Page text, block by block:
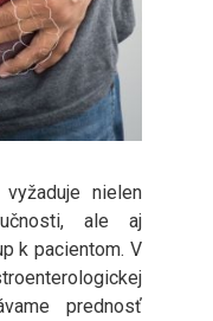
nielen
ale aj
k pacientom. V
prednosť